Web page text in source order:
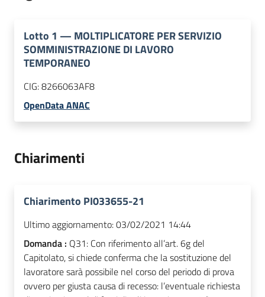
Lotto 1 — MOLTIPLICATORE PER SERVIZIO
SOMMINISTRAZIONE DI LAVORO
TEMPORANEO
CIG:8266063AF8
OpenData ANAC
Chiarimenti
Chiarimento PI033655-21
Ultimo aggiornamento:03/02/2021 14:44
Domanda : Q31: Con riferimento all’art. 6g del
Capitolato, si chiede conferma che la sostituzione del
lavoratore sarà possibile nel corso del periodo di prova
ovvero per giusta causa di recesso: l’eventuale richiesta